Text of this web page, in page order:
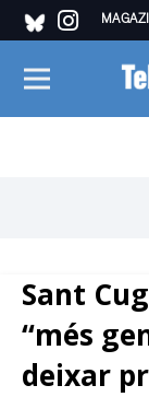
Sant
“més
deixar